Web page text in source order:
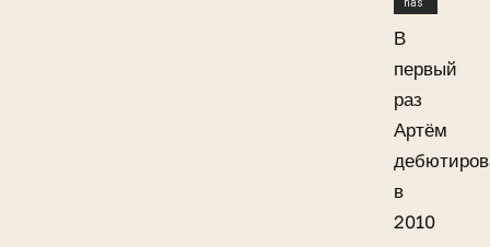
В
первый
раз
Артём
в
2010